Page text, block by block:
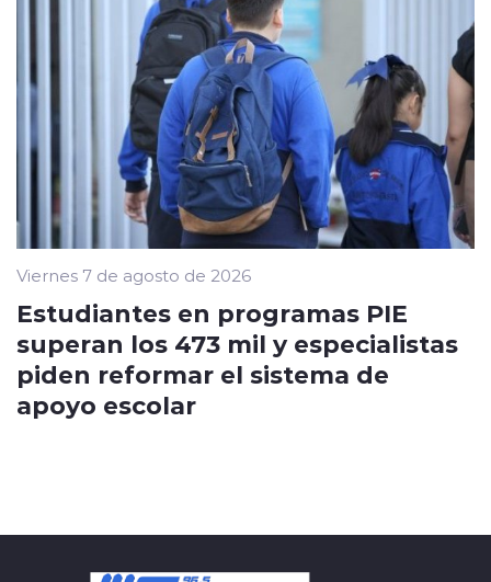
Viernes 7 de agosto de 2026
Estudiantes en programas PIE
superan los 473 mil y especialistas
piden reformar el sistema de
apoyo escolar